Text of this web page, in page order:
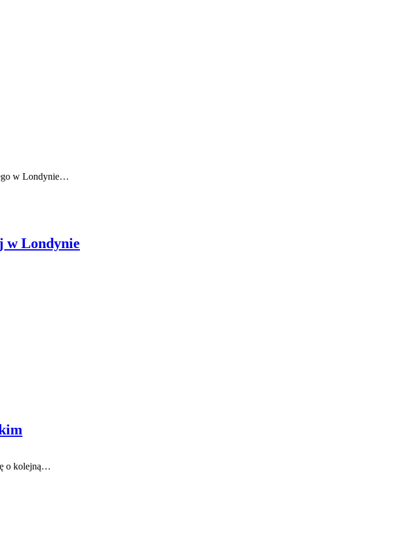
w Londynie…
w Londynie
o kolejną…